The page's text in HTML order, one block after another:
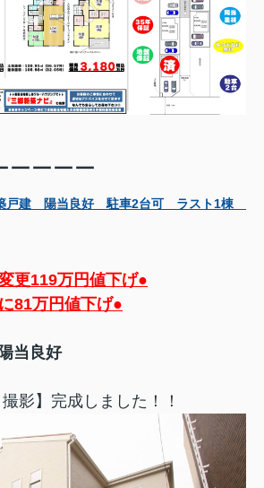
ーーーー
戸建 陽当良好 駐車2台可 ラスト1棟
更119万円値下げ●
81万円値下げ●
当良好
影】完成しました！！